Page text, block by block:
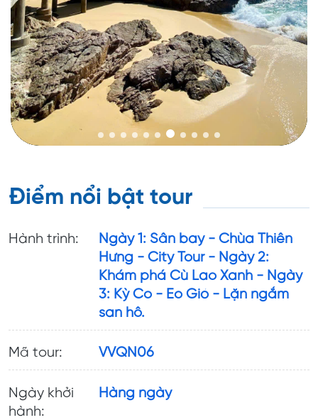
Điểm nổi bật tour
Hành trình:
Ngày 1: Sân bay - Chùa Thiên
Hưng - City Tour - Ngày 2:
Khám phá Cù Lao Xanh - Ngày
3: Kỳ Co - Eo Gió - Lặn ngắm
san hô.
Mã tour: VVQN06
Ngày khởi
hành:
Hàng ngày